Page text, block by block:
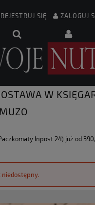
SIĘ ZALOGUJ
W
Inpost 24) już od
niedostępny.